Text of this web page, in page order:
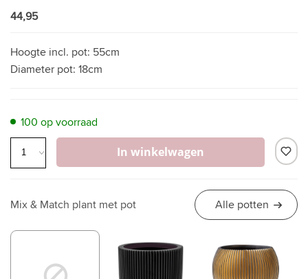
44,95
Hoogte incl. pot: 55cm
Diameter pot: 18cm
100 op voorraad
In winkelwagen
Mix & Match plant met pot Alle potten